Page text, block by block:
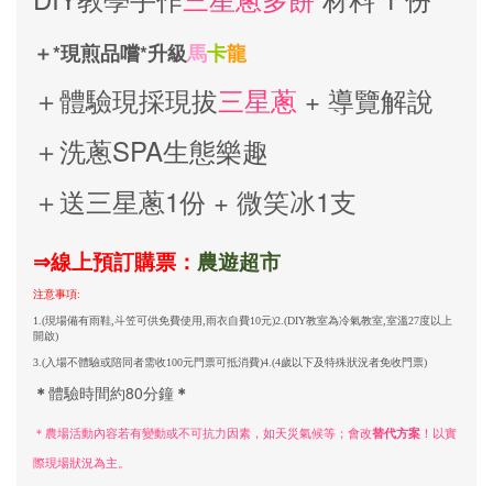
＋*現煎品嚐*升級馬卡龍
＋體驗現採現拔三星蔥 + 導覽解說
＋洗蔥SPA生態樂趣
＋送三星蔥1份 + 微笑冰1支
⇒線上預訂購票： 農遊超市
注意事項:
1.(現場備有雨鞋,斗笠可供免費使用,雨衣自費10元)2.(DIY教室為冷氣教室,室溫27度以上
開啟)
3.(入場不體驗或陪同者需收100元門票可抵消費)4.(4歲以下及特殊狀況者免收門票)
＊ 體驗時間約80分鐘 ＊
＊農場活動內容若有變動或不可抗力因素，如天災氣候等；會改替代方案 ！以實
際現場狀況為主。